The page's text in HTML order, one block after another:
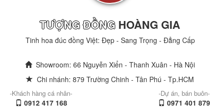
TƯỢNG ĐỒNG HOÀNG GIA
Tinh hoa đúc đồng Việt: Đẹp - Sang Trọng - Đẳng Cấp
Showroom: 66 Nguyễn Xiển - Thanh Xuân - Hà Nội
Chi nhánh: 879 Trường Chinh - Tân Phú - Tp.HCM
-Khách hàng cá nhân-
0912 417 168
-Dự án, bán buôn-
0971 401 879